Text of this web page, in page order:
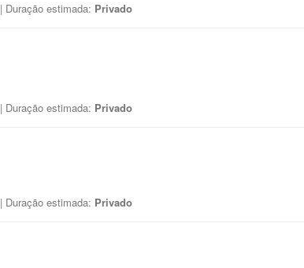
| Duração estimada: Privado
| Duração estimada: Privado
| Duração estimada: Privado